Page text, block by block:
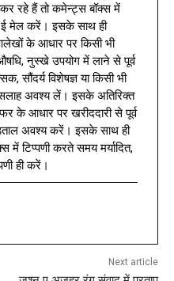
रहे हैं तो कमेन्ट्स बॉक्स में
ई मेल करें। इसके साथ ही
के आधार पर किसी भी
नुस्खे उपयोग में लाने से पूर्व
सौंदर्य विशेषज्ञ या किसी भी
सलाह अवश्य लें। इसके अतिरिक्त
के आधार पर खरीददारी से पूर्व
अवश्य करें। इसके साथ ही
में टिप्पणी करते समय मर्यादित,
ही करें।
Next article